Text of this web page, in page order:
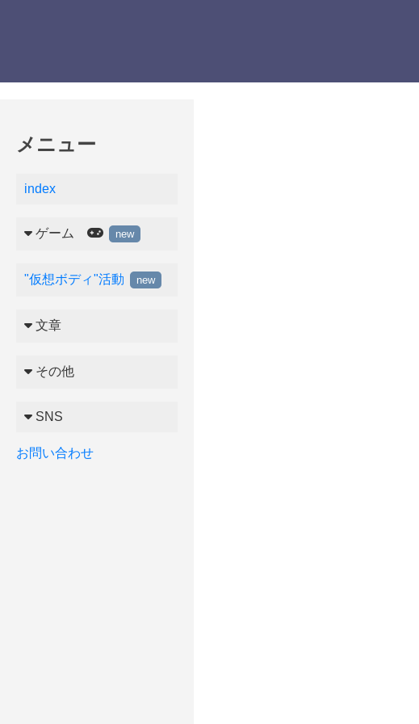
メニュー
index
ゲーム new
"仮想ボディ"活動 new
文章
その他
SNS
お問い合わせ